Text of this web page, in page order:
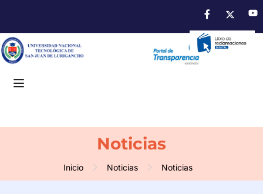
Noticias
Inicio Noticias Noticias